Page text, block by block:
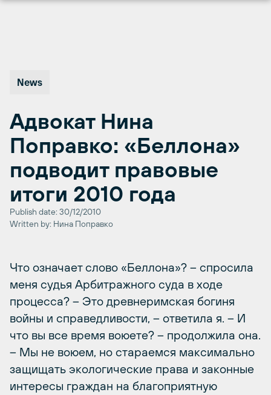
News
Адвокат Нина
Поправко: «Беллона»
подводит правовые
итоги 2010 года
Publish date: 30/12/2010
Written by: Нина Поправко
Что означает слово «Беллона»? – спросила
меня судья Арбитражного суда в ходе
процесса? – Это древнеримская богиня
войны и справедливости, – ответила я. – И
что вы все время воюете? – продолжила она.
– Мы не воюем, но стараемся максимально
защищать экологические права и законные
интересы граждан на благоприятную